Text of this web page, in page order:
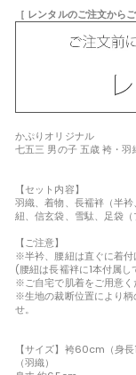
［ レンタルのご注文から
かぷりオリジナル
七五三 男の子 五歳 袴・羽
【セット内容】
羽織、着物、長襦袢（半
紐、信玄袋、雪駄、足袋（
【ご注意】
※半衿、腰紐は直ぐに着付
(腰紐は長襦袢に1本付属し
※ご自宅で肌着をご用意く
※生地の裁断位置により柄
せ。
【サイズ】袴60cm（身
（羽織）